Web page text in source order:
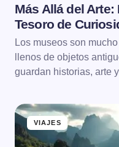
Más Allá del
Tesoro de
Los museos son
llenos de objetos
guardan historias, arte
VIAJES